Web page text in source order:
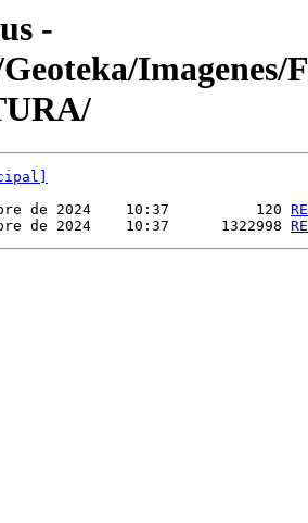
-
Imagenes/
de 2024    10:37          120
de 2024    10:37      1322998